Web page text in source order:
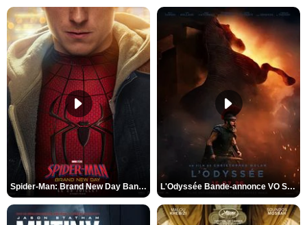
Spider-Man: Brand New Day Bande-annonce VO STFR L'Odyssée Bande-annonce VO STFR